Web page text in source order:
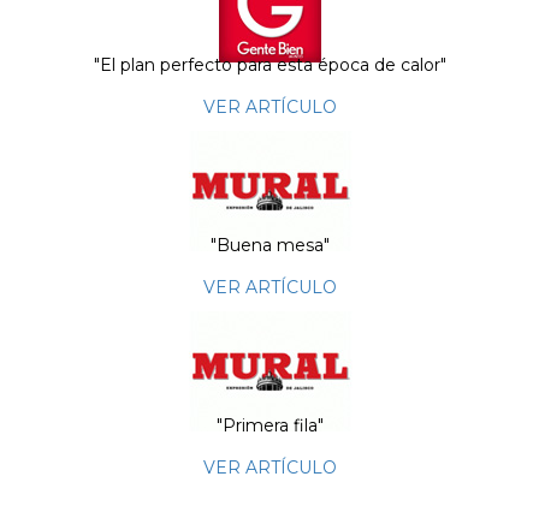
"El plan perfecto para esta época de calor"
VER ARTÍCULO
"Buena mesa"
VER ARTÍCULO
"Primera fila"
VER ARTÍCULO